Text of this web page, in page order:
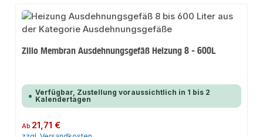
Zilio Membran Ausdehnungsgefäß Heizung 8 - 600L
Verfügbar, Zustellung voraussichtlich in 1 bis 2
Kalendertagen
Regulärer Preis:
Ab 21,71 €